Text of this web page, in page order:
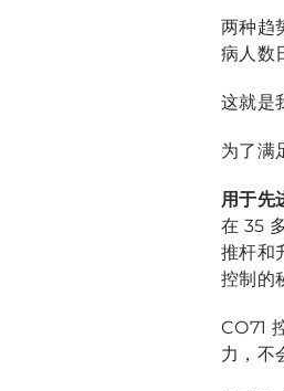
两种趋
病人数
这就是
为了满
用于先
在 35
推杆和
控制的
CO71
力，不